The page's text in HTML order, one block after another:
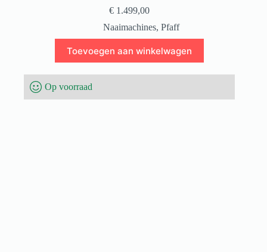
€ 1.499,00
Naaimachines,Pfaff
Toevoegen aan winkelwagen
Op voorraad